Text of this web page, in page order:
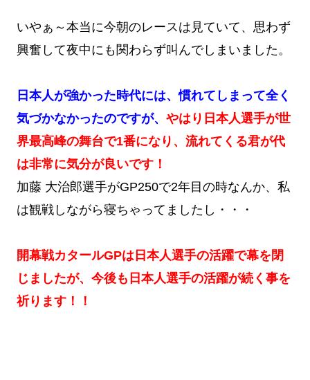
いやぁ～本当に今朝のレースは見ていて、思わず
興奮して夜中にも関わらず叫んでしまいました。
日本人が強かった時代には、慣れてしまって全く
気づかなかったのですが、 やはり日本人選手が世
界最高峰の舞台で1番になり、流れてくる君が代
は非常に気分が良いです！
加藤 大治郎選手がGP250で2年目の時なんか、私
は観戦しながら寝ちゃってましたし・・・
開幕戦カタールGPは日本人選手の活躍で幕を閉
じましたが、今後も日本人選手の活躍が続く事を
祈ります！！